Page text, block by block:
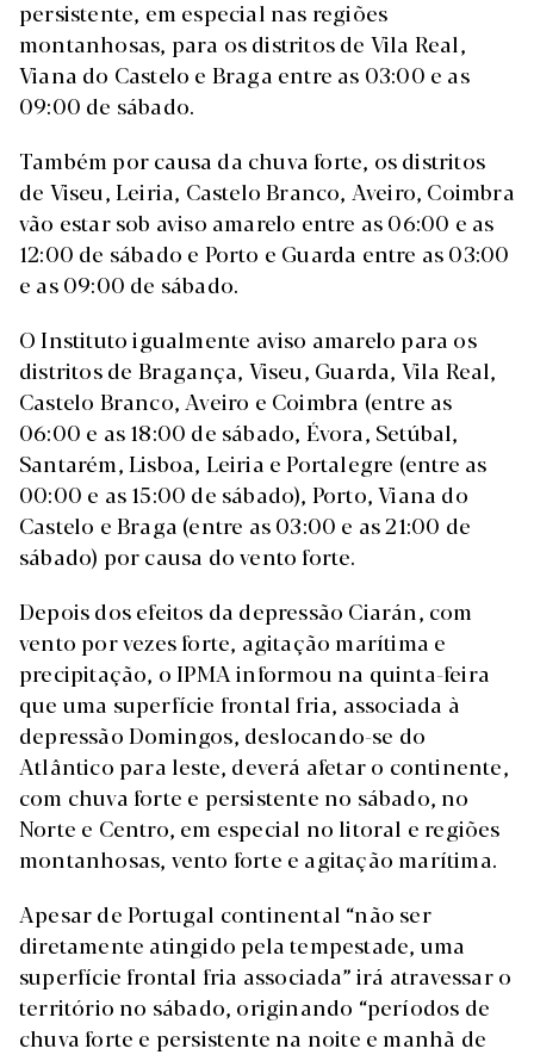
persistente, em especial nas regiões
montanhosas, para os distritos de Vila Real,
Viana do Castelo e Braga entre as 03:00 e as
09:00 de sábado.
Também por causa da chuva forte, os distritos
de Viseu, Leiria, Castelo Branco, Aveiro, Coimbra
vão estar sob aviso amarelo entre as 06:00 e as
12:00 de sábado e Porto e Guarda entre as 03:00
e as 09:00 de sábado.
O Instituto igualmente aviso amarelo para os
distritos de Bragança, Viseu, Guarda, Vila Real,
Castelo Branco, Aveiro e Coimbra (entre as
06:00 e as 18:00 de sábado, Évora, Setúbal,
Santarém, Lisboa, Leiria e Portalegre (entre as
00:00 e as 15:00 de sábado), Porto, Viana do
Castelo e Braga (entre as 03:00 e as 21:00 de
sábado) por causa do vento forte.
Depois dos efeitos da depressão Ciarán, com
vento por vezes forte, agitação marítima e
precipitação, o IPMA informou na quinta-feira
que uma superfície frontal fria, associada à
depressão Domingos, deslocando-se do
Atlântico para leste, deverá afetar o continente,
com chuva forte e persistente no sábado, no
Norte e Centro, em especial no litoral e regiões
montanhosas, vento forte e agitação marítima.
Apesar de Portugal continental “não ser
diretamente atingido pela tempestade, uma
superfície frontal fria associada” irá atravessar o
território no sábado, originando “períodos de
chuva forte e persistente na noite e manhã de